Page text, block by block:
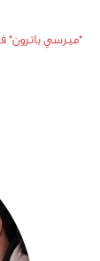
"ميرسي باترون"